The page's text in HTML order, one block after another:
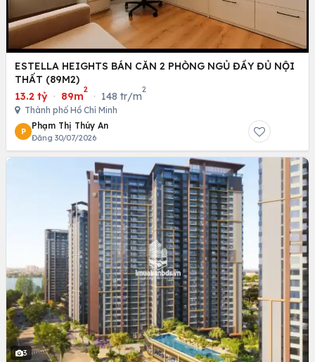
ESTELLA HEIGHTS BÁN CĂN 2 PHÒNG NGỦ ĐẦY ĐỦ NỘI
THẤT (89M2)
13.2 tỷ · 89m
2
· 148 tr/m
2
Thành phố Hồ Chí Minh
P
Phạm Thị Thúy An
Đăng 30/07/2026
3